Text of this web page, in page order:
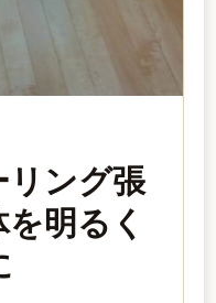
リング張
明るく